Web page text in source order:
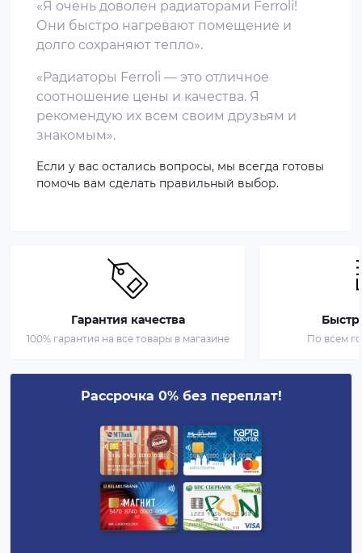
«Я очень доволен радиаторами Ferroli!
Они быстро нагревают помещение и
долго сохраняют тепло».
«Радиаторы Ferroli — это отличное
соотношение цены и качества. Я
рекомендую их всем своим друзьям и
знакомым».
Если у вас остались вопросы, мы всегда готовы
помочь вам сделать правильный выбор.
Гарантия качества
100% гарантия на все товары в магазине По всем
Рассрочка 0% без переплат!